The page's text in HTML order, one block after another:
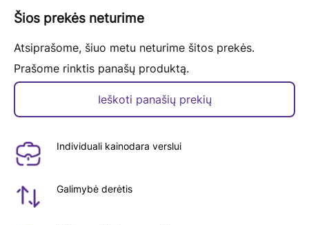
Šios prekės neturime
Atsiprašome, šiuo metu neturime šitos prekės.
Prašome rinktis panašų produktą.
Ieškoti panašių prekių
Individuali kainodara verslui
Galimybė derėtis